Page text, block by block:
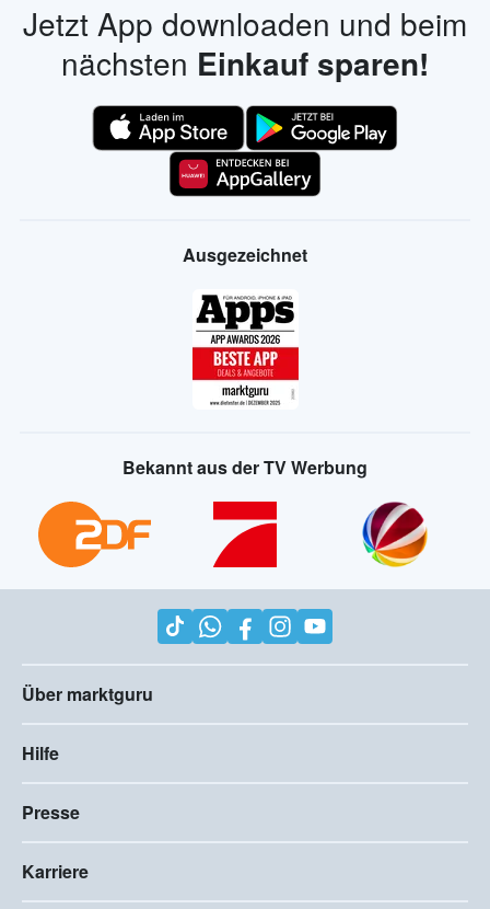
Jetzt App downloaden und beim
nächsten Einkauf sparen!
Ausgezeichnet
Bekannt aus der TV Werbung
Über marktguru
Hilfe
Presse
Karriere